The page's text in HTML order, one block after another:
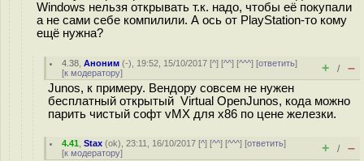
Windows нельзя открывать т.к. надо, чтобы её покупали
а не сами себе компилили. А ось от PlayStation-то кому
ещё нужна?
4.38 ,Аноним (-), 19:52, 15/10/2017 [^] [^^] [^^^] [ответить]
[к модератору] + / –
Junos, к примеру. Вендору совсем не нужен
бесплатный открытый Virtual OpenJunos, кода можно
парить чистый софт vMX для x86 по цене железки.
4.41 ,Stax (ok), 23:11, 16/10/2017 [^] [^^] [^^^] [ответить]
[к модератору] + / –